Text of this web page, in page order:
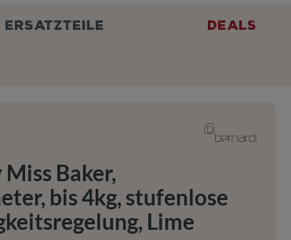
ERSATZTEILE DEALS
von 0 von 5 Sternen
Baker,
bis 4kg, stufenlose
Lime